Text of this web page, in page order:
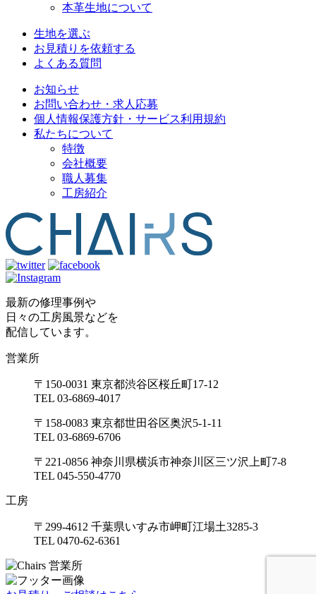
本革生地について
生地を選ぶ
お見積りを依頼する
よくある質問
お知らせ
お問い合わせ・求人応募
個人情報保護方針・サービス利用規約
私たちについて
特徴
会社概要
職人募集
工房紹介
最新の修理事例や
日々の工房風景などを
配信しています。
営業所
〒150-0031 東京都渋谷区桜丘町17-12
TEL 03-6869-4017
〒158-0083 東京都世田谷区奥沢5-1-11
TEL 03-6869-6706
〒221-0856 神奈川県横浜市神奈川区三ツ沢上町7-8
TEL 045-550-4770
工房
〒299-4612 千葉県いすみ市岬町江場土3285-3
TEL 0470-62-6361